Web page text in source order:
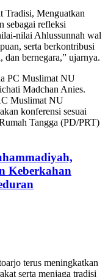
Tradisi, Menguatkan
sebagai refleksi
nilai Ahlussunnah wal
serta berkontribusi
dan bernegara,” ujarnya.
PC Muslimat NU
Madchan Anies.
Muslimat NU
konferensi sesuai
Tangga (PD/PRT)
Keberkahan
terus meningkatkan
serta menjaga tradisi